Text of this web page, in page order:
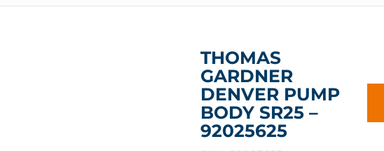
THOMAS
GARDNER
DENVER PUMP
BODY SR25 –
92025625